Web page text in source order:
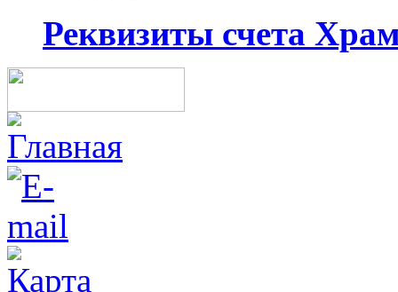
Реквизиты счета